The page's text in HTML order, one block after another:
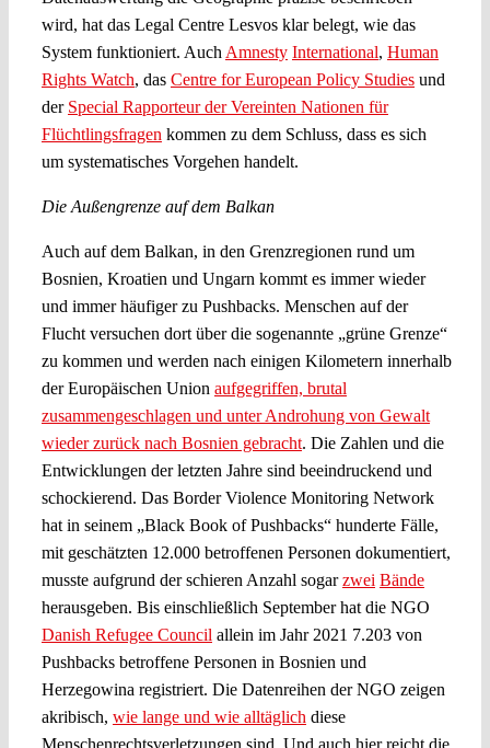
wird, hat das Legal Centre Lesvos klar belegt, wie das
System funktioniert. Auch Amnesty International, Human
Rights Watch, das Centre for European Policy Studiesund
der Special Rapporteur der Vereinten Nationen für
Flüchtlingsfragen kommen zu dem Schluss, dass es sich
um systematisches Vorgehen handelt.
Die Außengrenze auf dem Balkan
Auch auf dem Balkan, in den Grenzregionen rund um
Bosnien, Kroatien und Ungarn kommt es immer wieder
und immer häufiger zu Pushbacks. Menschen auf der
Flucht versuchen dort über die sogenannte „grüne Grenze“
zu kommen und werden nach einigen Kilometern innerhalb
der Europäischen Union aufgegriffen, brutal
zusammengeschlagen und unter Androhung von Gewalt
wieder zurück nach Bosnien gebracht. Die Zahlen und die
Entwicklungen der letzten Jahre sind beeindruckend und
schockierend. Das Border Violence Monitoring Network
hat in seinem „Black Book of Pushbacks“ hunderte Fälle,
mit geschätzten 12.000 betroffenen Personen dokumentiert,
musste aufgrund der schieren Anzahl sogarzwei Bände
herausgeben. Bis einschließlich September hat die NGO
Danish Refugee Council allein im Jahr 2021 7.203 von
Pushbacks betroffene Personen in Bosnien und
Herzegowina registriert. Die Datenreihen der NGO zeigen
akribisch, wie lange und wie alltäglich diese
Menschenrechtsverletzungen sind. Und auch hier reicht die